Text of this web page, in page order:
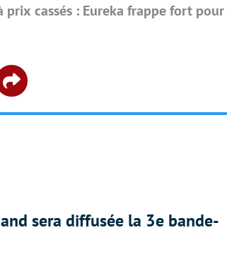
cassés : Eureka frappe fort pour
Share
sera diffusée la 3e bande-